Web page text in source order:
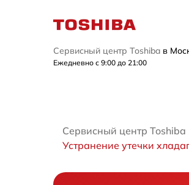
Сервисный центр Toshiba в
Ежедневно с 9:00 до 21:00
Сервисный центр Toshiba
Устранение утечки